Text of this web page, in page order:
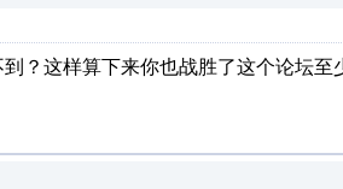
？这样算下来你也战胜了这个论坛至